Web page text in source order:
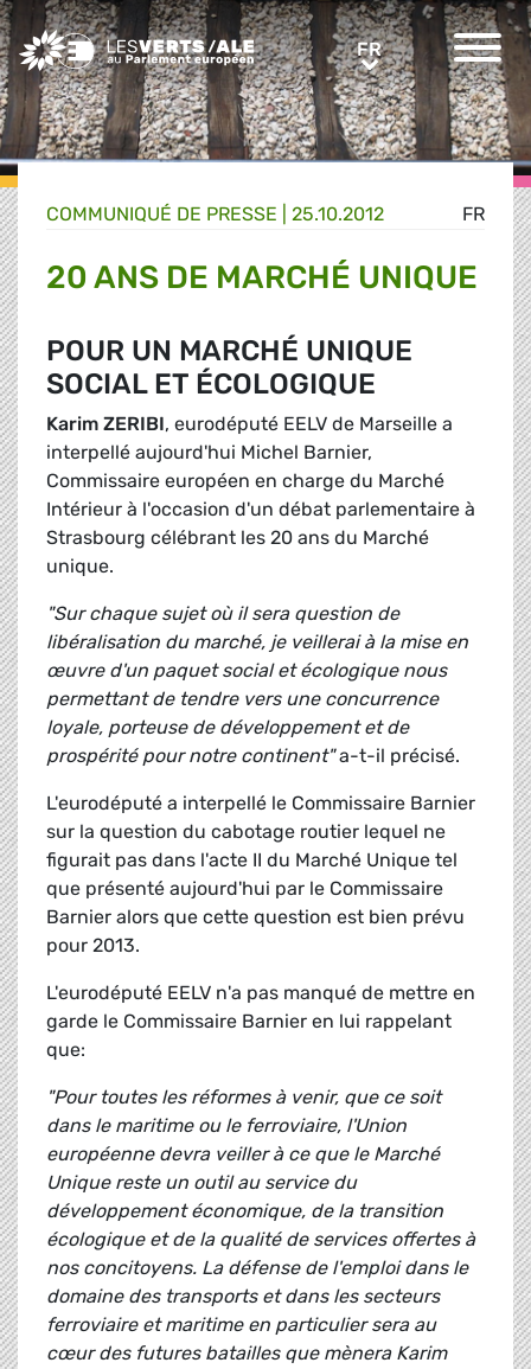
Greens/EFA Home FRFR
FR
COMMUNIQUÉ DE PRESSE 25.10.2012
20 ANS DE MARCHÉ UNIQUE
POUR UN MARCHÉ UNIQUE
SOCIAL ET ÉCOLOGIQUE
Karim ZERIBI, eurodéputé EELV de Marseille a
interpellé aujourd'hui Michel Barnier,
Commissaire européen en charge du Marché
Intérieur à l'occasion d'un débat parlementaire à
Strasbourg célébrant les 20 ans du Marché
unique.
"Sur chaque sujet où il sera question de
libéralisation du marché, je veillerai à la mise en
œuvre d'un paquet social et écologique nous
permettant de tendre vers une concurrence
loyale, porteuse de développement et de
prospérité pour notre continent"a-t-il précisé.
L'eurodéputé a interpellé le Commissaire Barnier
sur la question du cabotage routier lequel ne
figurait pas dans l'acte II du Marché Unique tel
que présenté aujourd'hui par le Commissaire
Barnier alors que cette question est bien prévu
pour 2013.
L'eurodéputé EELV n'a pas manqué de mettre en
garde le Commissaire Barnier en lui rappelant
que:
"Pour toutes les réformes à venir, que ce soit
dans le maritime ou le ferroviaire, l'Union
européenne devra veiller à ce que le Marché
Unique reste un outil au service du
développement économique, de la transition
écologique et de la qualité de services offertes à
nos concitoyens. La défense de l'emploi dans le
domaine des transports et dans les secteurs
ferroviaire et maritime en particulier sera au
cœur des futures batailles que mènera Karim